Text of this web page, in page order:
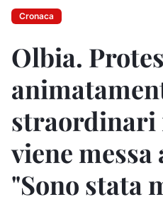
Cronaca
Olbia.
straordinari
viene
"Sono stata